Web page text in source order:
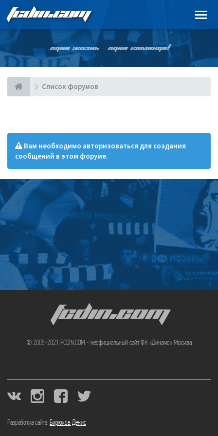
FCDIN.COM
ОДНА ЖИЗНЬ – ОДНА КОМАНДА!
Список форумов
Вам необходимо авторизоваться для создания
сообщений в этом форуме.
FCDIN.COM
© 2005-2021 FCDIN.COM - неофициальный сайт ФК «Динамо» Москва
Разработка сайта: Бирюков Денис